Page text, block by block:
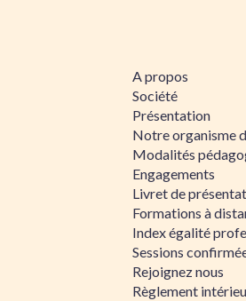
A propos
Société
Présentation
Notre organisme
Modalités
Engagements
Livret de
Formations à
Index égalité
Sessions
Rejoignez nous
Règlement